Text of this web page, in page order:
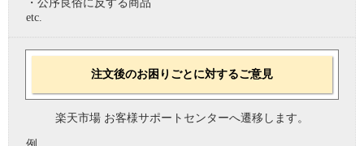
・公序良俗に反する商品
etc.
注文後のお困りごとに対するご意見
楽天市場 お客様サポートセンターへ遷移します。